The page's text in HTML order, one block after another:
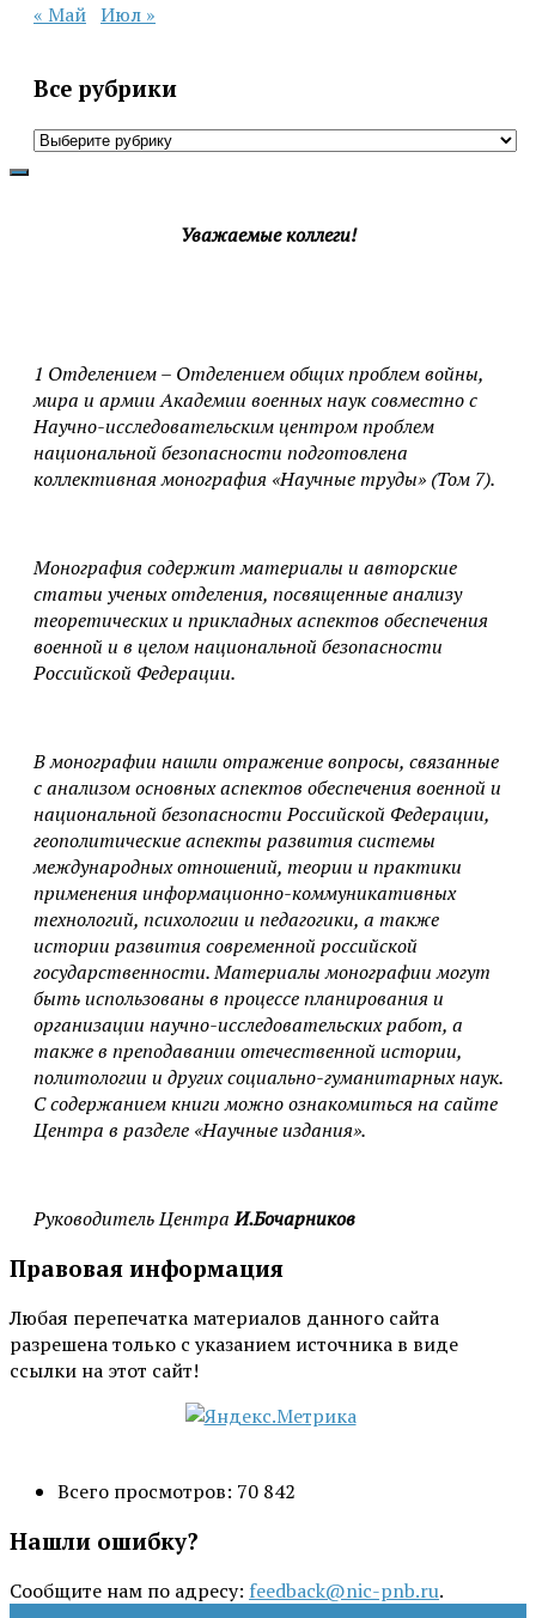
« Май Июл »
Все рубрики
Все
Уважаемые коллеги!
1 Отделением – Отделением общих проблем войны,
мира и армии Академии военных наук совместно с
Научно-исследовательским центром проблем
национальной безопасности подготовлена
коллективная монография «Научные труды» (Том 7).
Монография содержит материалы и авторские
статьи ученых отделения, посвященные анализу
теоретических и прикладных аспектов обеспечения
военной и в целом национальной безопасности
Российской Федерации.
В монографии нашли отражение вопросы, связанные
с анализом основных аспектов обеспечения военной и
национальной безопасности Российской Федерации,
геополитические аспекты развития системы
международных отношений, теории и практики
применения информационно-коммуникативных
технологий, психологии и педагогики, а также
истории развития современной российской
государственности. Материалы монографии могут
быть использованы в процессе планирования и
организации научно-исследовательских работ, а
также в преподавании отечественной истории,
политологии и других социально-гуманитарных наук.
С содержанием книги можно ознакомиться на сайте
Центра в разделе «Научные издания».
Руководитель ЦентраИ.Бочарников
Правовая информация
Любая перепечатка материалов данного сайта
разрешена только с указанием источника в виде
ссылки на этот сайт!
Всего просмотров: 70 842
Нашли ошибку?
Сообщите нам по адресу: feedback@nic-pnb.ru.